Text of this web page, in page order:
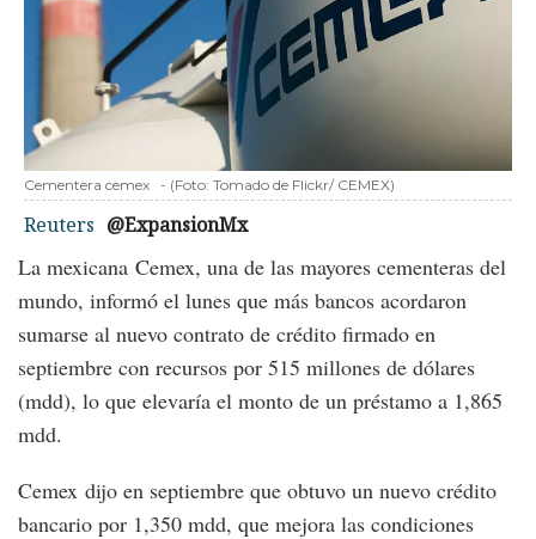
Cementera cemex - (Foto: Tomado de Flickr/ CEMEX)
Reuters @ExpansionMx
La mexicana Cemex, una de las mayores cementeras del
mundo, informó el lunes que más bancos acordaron
sumarse al nuevo contrato de crédito firmado en
septiembre con recursos por 515 millones de dólares
(mdd), lo que elevaría el monto de un préstamo a 1,865
mdd.
Cemex dijo en septiembre que obtuvo un nuevo crédito
bancario por 1,350 mdd, que mejora las condiciones